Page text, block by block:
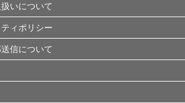
いについて
ィポリシー
信について